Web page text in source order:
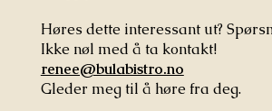
Høres dette interessant ut?
Ikke nøl med å ta kontakt!
renee@bulabistro.no
Gleder meg til å høre fra deg.